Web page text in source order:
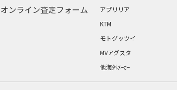
オンライン査定フォーム
アプリリア
KTM
モトグッツイ
MVアグスタ
他海外ﾒｰｶｰ